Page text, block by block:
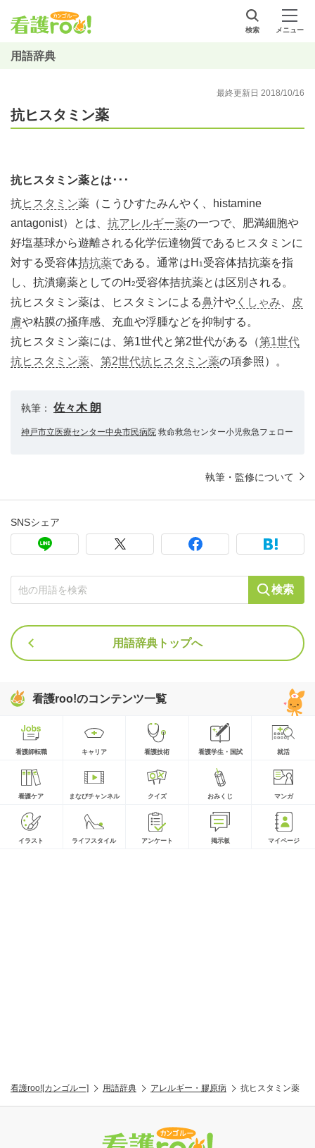
検索 メニュー
用語辞典
最終更新日 2018/10/16
抗ヒスタミン薬
抗ヒスタミン薬とは･･･
抗ヒスタミン薬（こうひすたみんやく、histamine
antagonist）とは、 抗アレルギー薬の一つで、肥満細胞や
好塩基球から遊離される化学伝達物質であるヒスタミンに
対する受容体拮抗薬である。通常はH 1 受容体拮抗薬を指
し、抗潰瘍薬としてのH 2受容体拮抗薬とは区別される。
抗ヒスタミン薬は、ヒスタミンによる鼻汁や くしゃみ
皮
膚や粘膜の掻痒感、充血や浮腫などを抑制する。
抗ヒスタミン薬には、第1世代と第2世代がある（第1世代
抗ヒスタミン薬
第2世代抗ヒスタミン薬の項参照）。
執筆： 佐々木 朗
神戸市立医療センター中央市民病院 救命救急センター小児救急フェロー
執筆・監修について
SNSシェア
検索
用語辞典トップへ
看護roo!のコンテンツ一覧
看護師転職 キャリア 看護技術 看護学生・国試 就活
看護ケア まなびチャンネル クイズ おみくじ マンガ
イラスト ライフスタイル アンケート 掲示板 マイページ
看護roo![カンゴルー] 用語辞典 アレルギー・膠原病 抗ヒスタミン薬